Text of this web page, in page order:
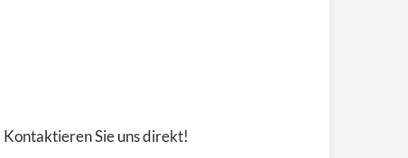
Kontaktieren Sie uns direkt!